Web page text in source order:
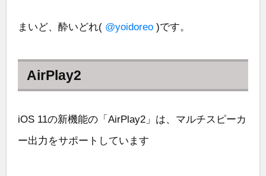
まいど、酔いどれ( @yoidoreo )です。
AirPlay2
iOS 11の新機能の「AirPlay2」は、マルチスピーカ
ー出力をサポートしています